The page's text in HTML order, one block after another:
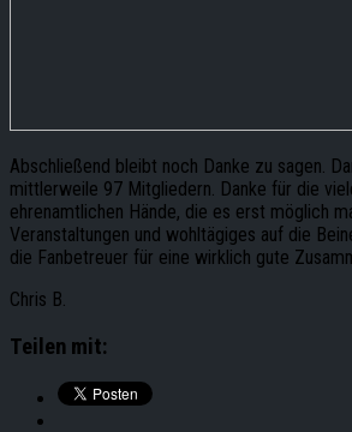
Abschließend bleibt noch Danke zu sagen.
mittlerweile 97 Mitgliedern. Danke für die
ehrenamtlichen Hände, die es erst möglich
Veranstaltungen und wohltägiges auf die
die Fanbetreuer für eine wirklich gute
Chris B.
Teilen mit: